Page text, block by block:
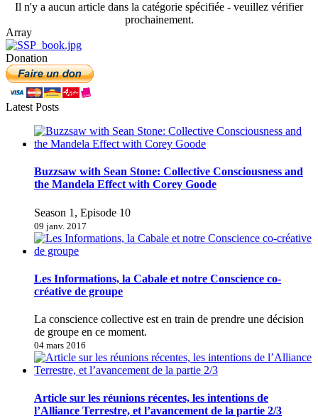
Il n'y a aucun article dans la catégorie spécifiée - veuillez vérifier
prochainement.
Array
Donation
Latest Posts
Buzzsaw with Sean Stone: Collective Consciousness and
the Mandela Effect with Corey Goode
Season 1, Episode 10
09 janv. 2017
Les Informations, la Cabale et notre Conscience co-
créative de groupe
La conscience collective est en train de prendre une décision
de groupe en ce moment.
04 mars 2016
Article sur les réunions récentes, les intentions de
l’Alliance Terrestre, et l’avancement de la partie 2/3